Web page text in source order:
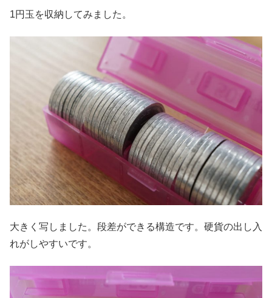
1円玉を収納してみました。
大きく写しました。段差ができる構造です。硬貨の出し入
れがしやすいです。